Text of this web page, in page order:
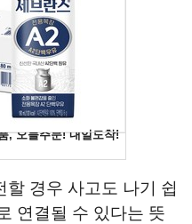
경우 사고도 나기 쉽
연결될 수 있다는 뜻